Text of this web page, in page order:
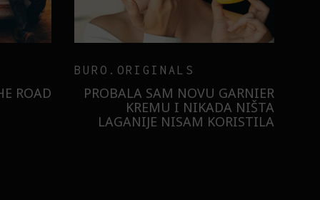
BURO.ORIGINALS
KAKO NAM ŠMINKA POMAŽE
DA POKAŽEMO SVOJE